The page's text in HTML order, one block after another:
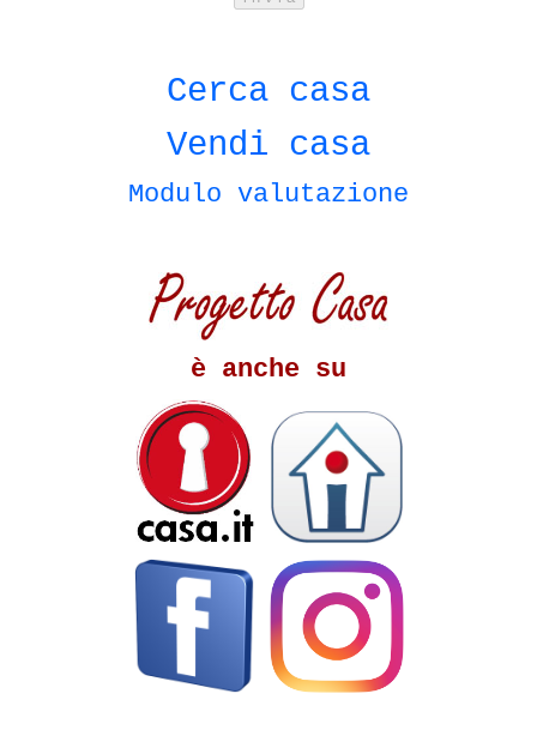
Cerca casa
Vendi casa
Modulo valutazione
è anche su